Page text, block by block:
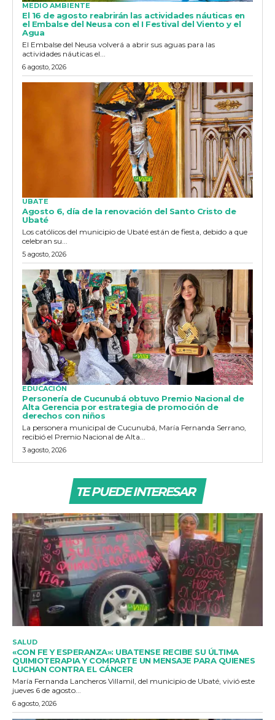
MEDIO AMBIENTE
El 16 de agosto reabrirán las actividades náuticas en
el Embalse del Neusa con el I Festival del Viento y el
Agua
El Embalse del Neusa volverá a abrir sus aguas para las
actividades náuticas el...
6 agosto, 2026
UBATE
Agosto 6, día de la renovación del Santo Cristo de
Ubaté
Los católicos del municipio de Ubaté están de fiesta, debido a que
celebran su...
5 agosto, 2026
EDUCACIÓN
Personería de Cucunubá obtuvo Premio Nacional de
Alta Gerencia por estrategia de promoción de
derechos con niños
La personera municipal de Cucunubá, María Fernanda Serrano,
recibió el Premio Nacional de Alta...
3 agosto, 2026
TE PUEDE INTERESAR
SALUD
«CON FE Y ESPERANZA»: UBATENSE RECIBE SU ÚLTIMA
QUIMIOTERAPIA Y COMPARTE UN MENSAJE PARA QUIENES
LUCHAN CONTRA EL CÁNCER
María Fernanda Lancheros Villamil, del municipio de Ubaté, vivió este
jueves 6 de agosto...
6 agosto, 2026